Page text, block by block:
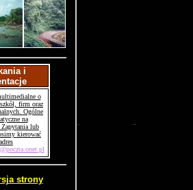
i
o
firm oraz
Ogólne
na
lub
kierować
strony